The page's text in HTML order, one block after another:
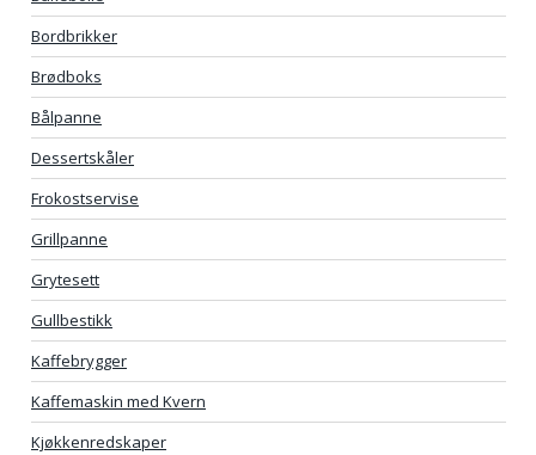
Bordbrikker
Brødboks
Bålpanne
Dessertskåler
Frokostservise
Grillpanne
Grytesett
Gullbestikk
Kaffebrygger
Kaffemaskin med Kvern
Kjøkkenredskaper